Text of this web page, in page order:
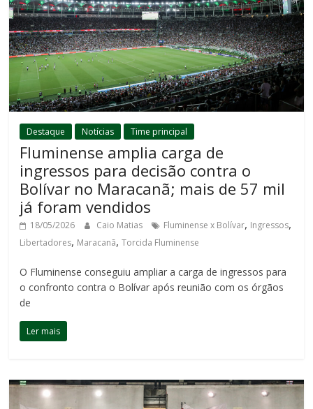
Destaque Notícias Time principal
Fluminense amplia carga de
ingressos para decisão contra o
Bolívar no Maracanã; mais de 57 mil
já foram vendidos
18/05/2026 Caio Matias Fluminense x Bolívar, Ingressos,
Libertadores, Maracanã,Torcida Fluminense
O Fluminense conseguiu ampliar a carga de ingressos para
o confronto contra o Bolívar após reunião com os órgãos
de
Ler mais